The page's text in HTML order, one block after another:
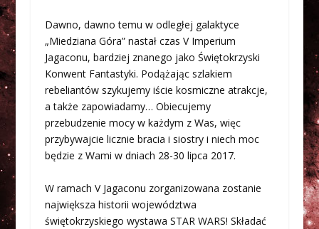
Dawno, dawno temu w odległej galaktyce
„Miedziana Góra” nastał czas V Imperium
Jagaconu, bardziej znanego jako Świętokrzyski
Konwent Fantastyki. Podążając szlakiem
rebeliantów szykujemy iście kosmiczne atrakcje,
a także zapowiadamy… Obiecujemy
przebudzenie mocy w każdym z Was, więc
przybywajcie licznie bracia i siostry i niech moc
będzie z Wami w dniach 28-30 lipca 2017.
W ramach V Jagaconu zorganizowana zostanie
największa historii województwa
świętokrzyskiego wystawa STAR WARS! Składać